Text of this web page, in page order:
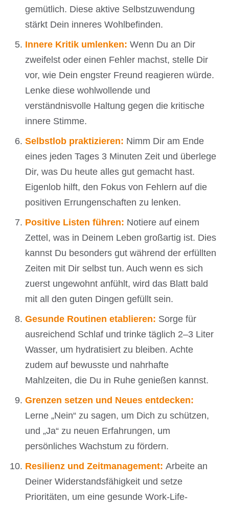
gemütlich. Diese aktive Selbstzuwendung
stärkt Dein inneres Wohlbefinden.
Innere Kritik umlenken: Wenn Du an Dir
zweifelst oder einen Fehler machst, stelle Dir
vor, wie Dein engster Freund reagieren würde.
Lenke diese wohlwollende und
verständnisvolle Haltung gegen die kritische
innere Stimme.
Selbstlob praktizieren: Nimm Dir am Ende
eines jeden Tages 3 Minuten Zeit und überlege
Dir, was Du heute alles gut gemacht hast.
Eigenlob hilft, den Fokus von Fehlern auf die
positiven Errungenschaften zu lenken.
Positive Listen führen: Notiere auf einem
Zettel, was in Deinem Leben großartig ist. Dies
kannst Du besonders gut während der erfüllten
Zeiten mit Dir selbst tun. Auch wenn es sich
zuerst ungewohnt anfühlt, wird das Blatt bald
mit all den guten Dingen gefüllt sein.
Gesunde Routinen etablieren: Sorge für
ausreichend Schlaf und trinke täglich 2–3 Liter
Wasser, um hydratisiert zu bleiben. Achte
zudem auf bewusste und nahrhafte
Mahlzeiten, die Du in Ruhe genießen kannst.
Grenzen setzen und Neues entdecken:
Lerne „Nein“ zu sagen, um Dich zu schützen,
und „Ja“ zu neuen Erfahrungen, um
persönliches Wachstum zu fördern.
Resilienz und Zeitmanagement: Arbeite an
Deiner Widerstandsfähigkeit und setze
Prioritäten, um eine gesunde Work-Life-